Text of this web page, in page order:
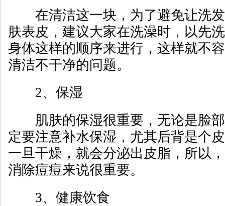
在清洁这一块，为了避免让洗发
肤表皮，建议大家在洗澡时，以先
身体这样的顺序来进行，这样就不
清洁不干净的问题。
2、保湿
肌肤的保湿很重要，无论是脸部
定要注意补水保湿，尤其后背是个
一旦干燥，就会分泌出皮脂，所以
消除痘痘来说很重要。
3、健康饮食